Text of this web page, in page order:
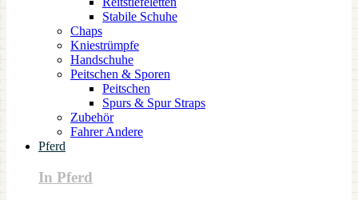
Stabile Schuhe
Chaps
Kniestrümpfe
Handschuhe
Peitschen & Sporen
Peitschen
Spurs & Spur Straps
Zubehör
Fahrer Andere
Pferd
In Pferd